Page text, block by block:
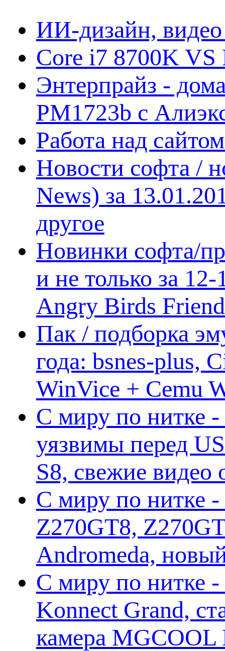
ИИ-дизайн,
Core i7 8700K VS
Энтерпрайз -
PM1723b с
Работа над
Новости софта /
News) за
другое
Новинки софта/
и не только за
Angry Birds
Пак / подборка
года: bsnes-plus,
WinVice + Cemu
С миру по нитке
уязвимы перед
S8, свежие
С миру по нитке -
Z270GT8,
Andromeda,
С миру по нитке -
Konnect Grand,
камера MGCOOL